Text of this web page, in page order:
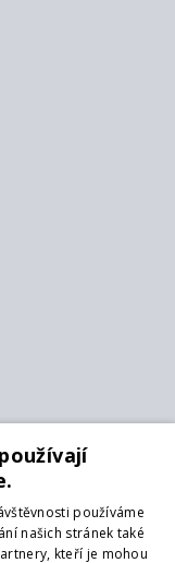
používáme
našich stránek také
kteří je mohou